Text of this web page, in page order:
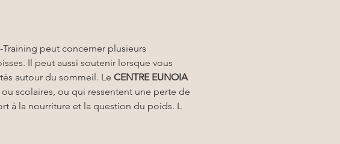
Training peut concerner plusieurs
Il peut aussi soutenir lorsque vous
autour du sommeil. Le CENTRE EUNOIA
scolaires, ou qui ressentent une perte de
à la nourriture et la question du poids. L